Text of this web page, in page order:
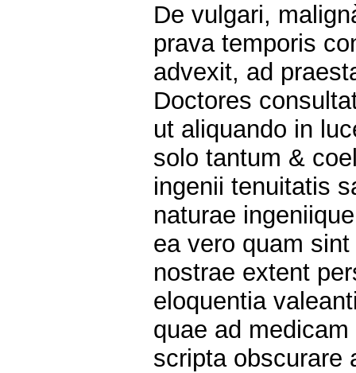
De vulgari,
prava temporis
advexit, ad
Doctores
ut aliquando in
solo tantum &
ingenii tenuitatis
naturae
ea vero quam
nostrae extent
eloquentia
quae ad
scripta obscurare